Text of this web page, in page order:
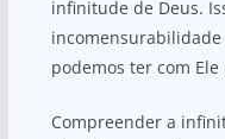
infinitude de Deus.
podemos ter com Ele
Compreender a